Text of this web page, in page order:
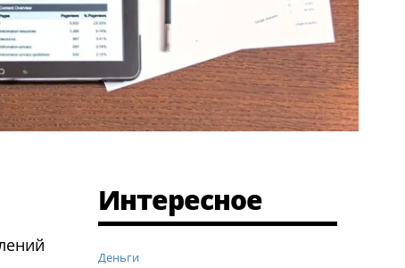
Интересное
Деньги